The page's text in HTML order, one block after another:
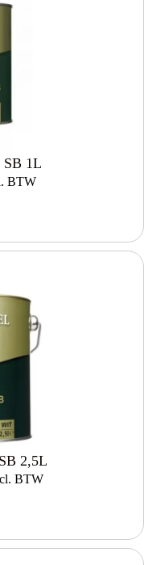
SB 1L
BTW
2,5L
BTW